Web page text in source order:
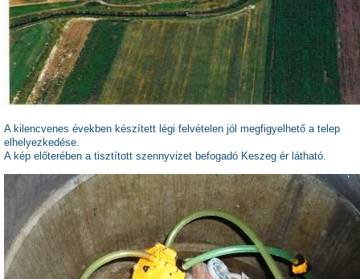
A kilencvenes években készített légi felvételen jól megfigyelhető a telep
elhelyezkedése.
A kép előterében a tisztított szennyvizet befogadó Keszeg ér látható.